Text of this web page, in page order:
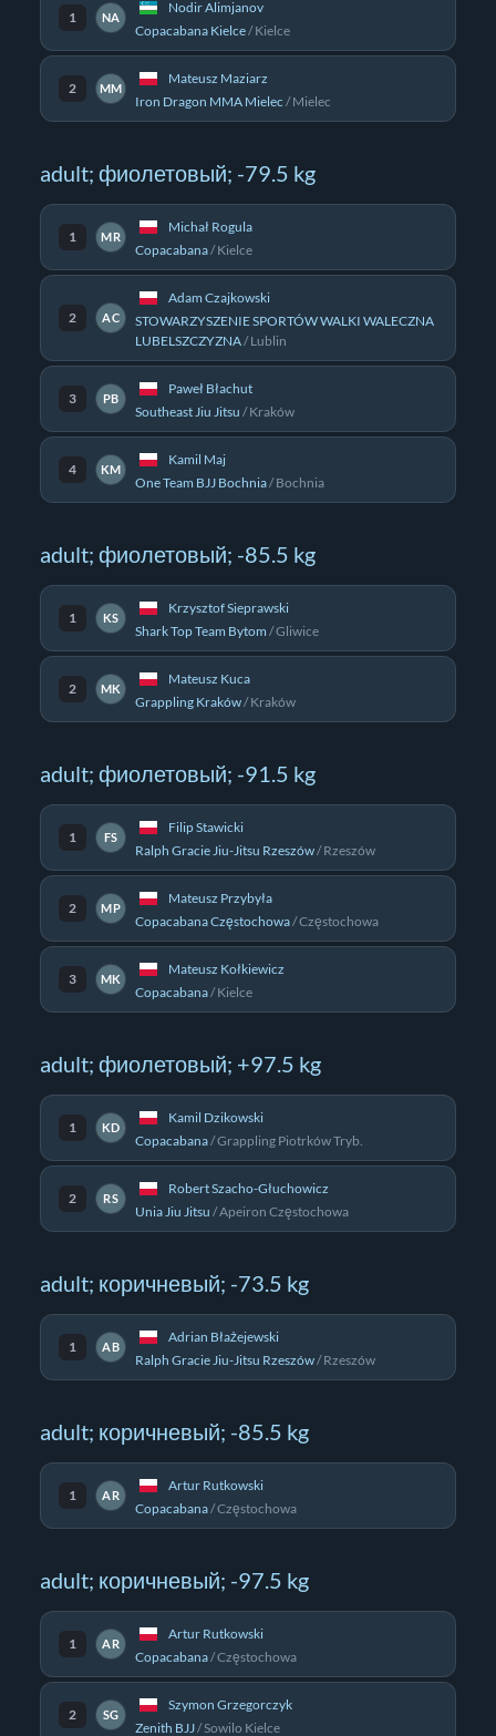
1 NA
Nodir Alimjanov
Copacabana Kielce/Kielce
2 MM
Mateusz Maziarz
Iron Dragon MMA Mielec /Mielec
adult; фиолетовый; -79.5 kg
1 MR
Michał Rogula
Copacabana/Kielce
2 AC
Adam Czajkowski
STOWARZYSZENIE SPORTÓW WALKI WALECZNA
LUBELSZCZYZNA/Lublin
3 PB
Paweł Błachut
Southeast Jiu Jitsu /Kraków
4 KM
Kamil Maj
One Team BJJ Bochnia/Bochnia
adult; фиолетовый; -85.5 kg
1 KS
Krzysztof Sieprawski
Shark Top Team Bytom /Gliwice
2 MK
Mateusz Kuca
Grappling Kraków/Kraków
adult; фиолетовый; -91.5 kg
1 FS
Filip Stawicki
Ralph Gracie Jiu-Jitsu Rzeszów/Rzeszów
2 MP
Mateusz Przybyła
Copacabana Częstochowa/Częstochowa
3 MK
Mateusz Kołkiewicz
Copacabana/Kielce
adult; фиолетовый; +97.5 kg
1 KD
Kamil Dzikowski
Copacabana/Grappling Piotrków Tryb.
2 RS
Robert Szacho-Głuchowicz
Unia Jiu Jitsu /Apeiron Częstochowa
adult; коричневый; -73.5 kg
1 AB
Adrian Błażejewski
Ralph Gracie Jiu-Jitsu Rzeszów/Rzeszów
adult; коричневый; -85.5 kg
1 AR
Artur Rutkowski
Copacabana/Częstochowa
adult; коричневый; -97.5 kg
1 AR
Artur Rutkowski
Copacabana/Częstochowa
2 SG
Szymon Grzegorczyk
Zenith BJJ/Sowilo Kielce